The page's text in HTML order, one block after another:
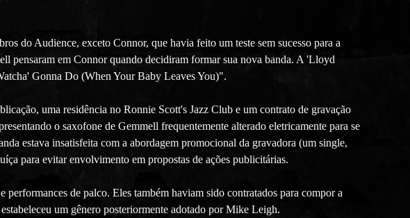
do Audience, exceto Connor, que havia feito um teste sem sucesso para a
pensaram em Connor quando decidiram formar sua nova banda. A 'Lloyd
Gonna Do (When Your Baby Leaves You)".
uma residência no Ronnie Scott's Jazz Club e um contrato de gravação
o saxofone de Gemmell frequentemente alterado eletricamente para se
estava insatisfeita com a abordagem promocional da gravadora (um single,
para evitar envolvimento em propostas de ações publicitárias.
de palco. Eles também haviam sido contratados para compor a
um gênero posteriormente adotado por Mike Leigh.